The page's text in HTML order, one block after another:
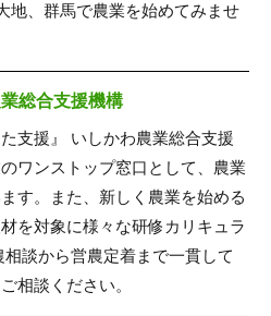
地、群馬で農業を始めてみませ
総合支援機構
支援』 いしかわ農業総合支援
ワンストップ窓口として、農業
す。また、新しく農業を始める
を対象に様々な研修カリキュラ
談から営農定着まで一貫して
相談ください。